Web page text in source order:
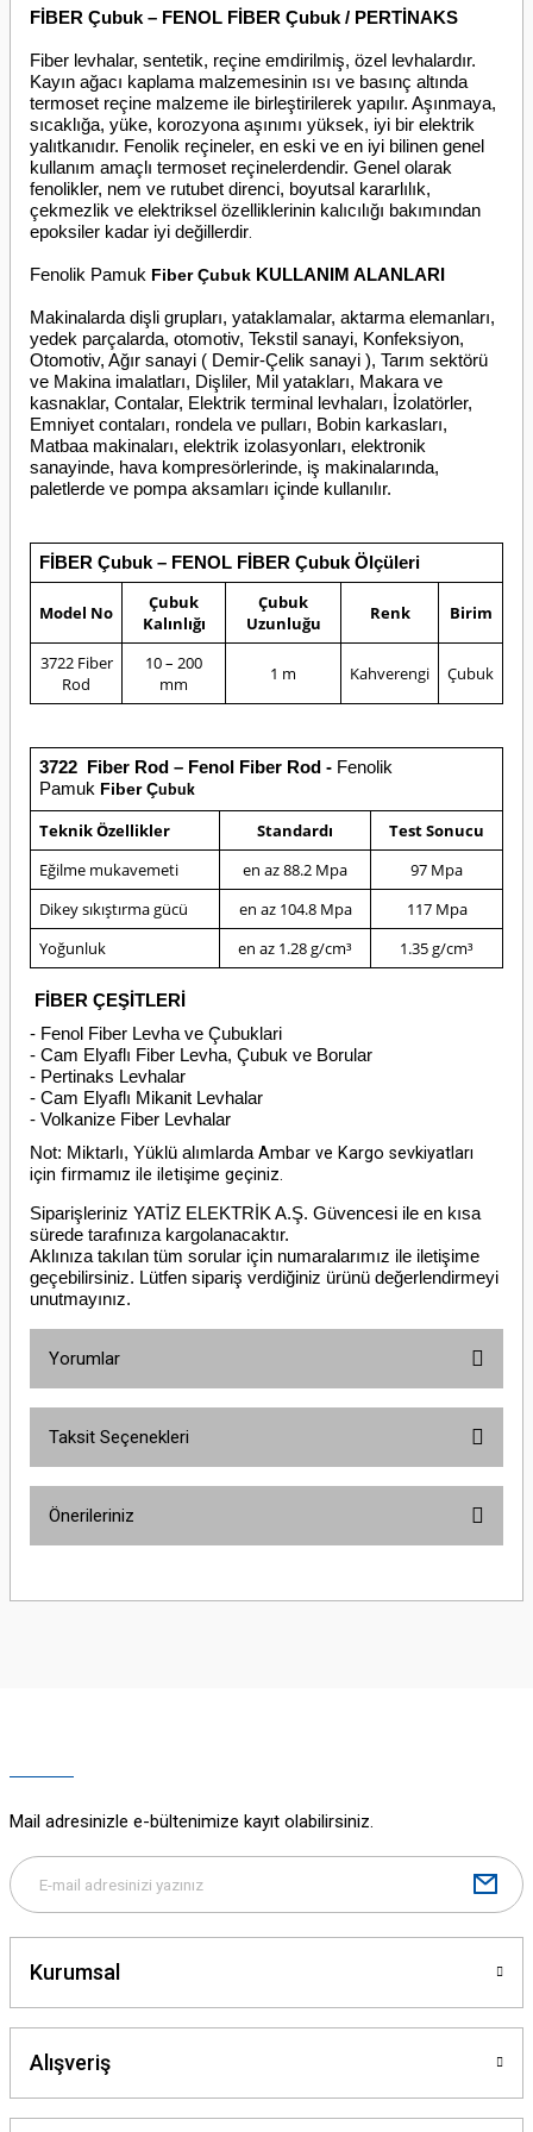
FİBER Çubuk – FENOL FİBER Çubuk / PERTİNAKS
Fiber levhalar, sentetik, reçine emdirilmiş, özel levhalardır.
Kayın ağacı kaplama malzemesinin ısı ve basınç altında
termoset reçine malzeme ile birleştirilerek yapılır. Aşınmaya,
sıcaklığa, yüke, korozyona aşınımı yüksek, iyi bir elektrik
yalıtkanıdır. Fenolik reçineler, en eski ve en iyi bilinen genel
kullanım amaçlı termoset reçinelerdendir. Genel olarak
fenolikler, nem ve rutubet direnci, boyutsal kararlılık,
çekmezlik ve elektriksel özelliklerinin kalıcılığı bakımından
epoksiler kadar iyi değillerdir.
Fenolik Pamuk Fiber Çubuk KULLANIM ALANLARI
Makinalarda dişli grupları, yataklamalar, aktarma elemanları,
yedek parçalarda, otomotiv, Tekstil sanayi, Konfeksiyon,
Otomotiv, Ağır sanayi ( Demir-Çelik sanayi ), Tarım sektörü
ve Makina imalatları, Dişliler, Mil yatakları, Makara ve
kasnaklar, Contalar, Elektrik terminal levhaları, İzolatörler,
Emniyet contaları, rondela ve pulları, Bobin karkasları,
Matbaa makinaları, elektrik izolasyonları, elektronik
sanayinde, hava kompresörlerinde, iş makinalarında,
paletlerde ve pompa aksamları içinde kullanılır.
FİBER Çubuk – FENOL FİBER Çubuk Ölçüleri
Model No
Çubuk
Kalınlığı
Çubuk
Uzunluğu
Renk Birim
3722 Fiber
Rod
10 – 200
mm
1 m Kahverengi Çubuk
3722 Fiber Rod – Fenol Fiber Rod - Fenolik
Pamuk Fiber Çubuk
Teknik Özellikler Standardı
Test Sonucu
Eğilme mukavemeti
en az 88.2 Mpa
97 Mpa
Dikey sıkıştırma gücü
en az 104.8 Mpa
117 Mpa
Yoğunluk
en az 1.28 g/cm³ 1.35 g/cm³
FİBER ÇEŞİTLERİ
- Fenol Fiber Levha ve Çubuklari
- Cam Elyaflı Fiber Levha, Çubuk ve Borular
- Pertinaks Levhalar
- Cam Elyaflı Mikanit Levhalar
- Volkanize Fiber Levhalar
Not: Miktarlı, Yüklü alımlarda Ambar ve Kargo sevkiyatları
için firmamız ile iletişime geçiniz.
Siparişleriniz YATİZ ELEKTRİK A.Ş. Güvencesi ile en kısa
sürede tarafınıza kargolanacaktır.
Aklınıza takılan tüm sorular için numaralarımız ile iletişime
geçebilirsiniz. Lütfen sipariş verdiğiniz ürünü değerlendirmeyi
unutmayınız.
Yorumlar
Taksit Seçenekleri
Önerileriniz
yetersiz gördüğünüz noktaları öneri formunu kullanarak tarafımıza
Bu ürüne benzer farklı alternatifler olmalı.
Mail adresinizle e-bültenimize kayıt olabilirsiniz.
Kurumsal
Alışveriş